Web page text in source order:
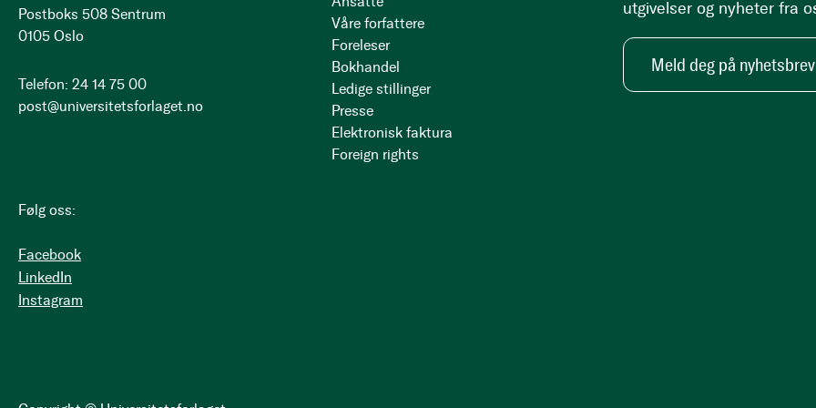
Postboks 508 Sentrum
0105 Oslo
Telefon: 24 14 75 00
post@universitetsforlaget.no
Følg oss:
Facebook
LinkedIn
Instagram
Våre forfattere
Foreleser
Bokhandel
Ledige stillinger
Presse
Elektronisk faktura
Foreign rights
utgivelser og nyheter fra
Meld deg på nyhetsbrev